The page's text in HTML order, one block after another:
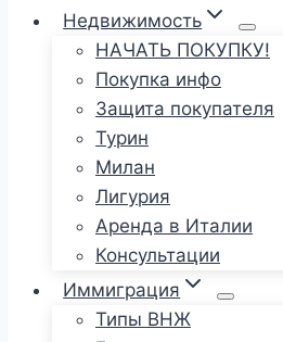
Недвижимость
НАЧАТЬ ПОКУПКУ!
Покупка инфо
Защита покупателя
Турин
Милан
Лигурия
Аренда в Италии
Консультации
Иммиграция
Типы ВНЖ